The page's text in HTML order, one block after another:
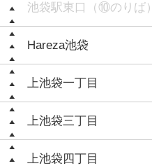
池袋駅東口（⑩のりば）
Hareza池袋
上池袋一丁目
上池袋三丁目
上池袋四丁目